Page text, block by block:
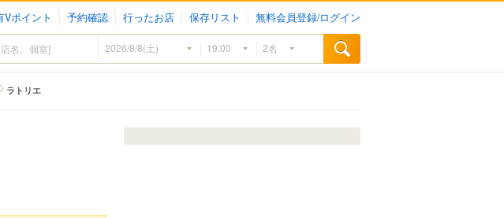
Vポイント 予約確認 行ったお店 保存リスト 無料会員登録/ログイン
ラトリエ